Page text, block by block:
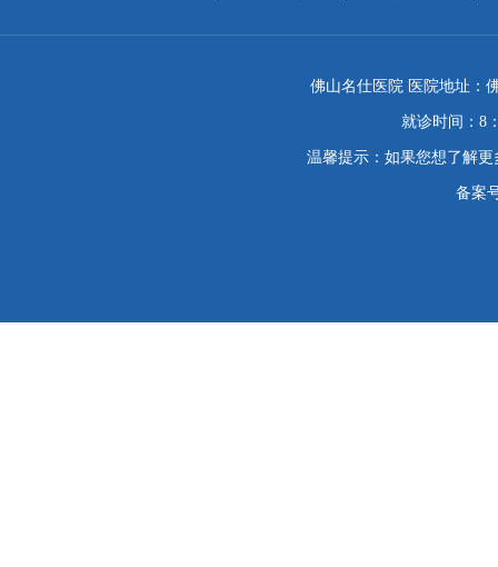
佛山名仕医院 医院地址：
就诊时间：8
温馨提示：如果您想了解
备案